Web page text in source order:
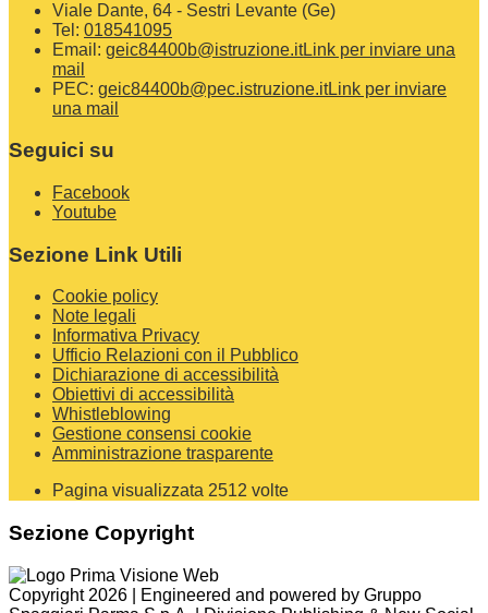
Viale Dante, 64 - Sestri Levante (Ge)
Tel: 018541095
Email: geic84400b@istruzione.itLink per inviare una
mail
PEC: geic84400b@pec.istruzione.itLink per inviare
una mail
Seguici su
Facebook
Youtube
Sezione Link Utili
Cookie policy
Note legali
Informativa Privacy
Ufficio Relazioni con il Pubblico
Dichiarazione di accessibilità
Obiettivi di accessibilità
Whistleblowing
Gestione consensi cookie
Amministrazione trasparente
Pagina visualizzata 2512 volte
Sezione Copyright
Copyright 2026 | Engineered and powered by Gruppo